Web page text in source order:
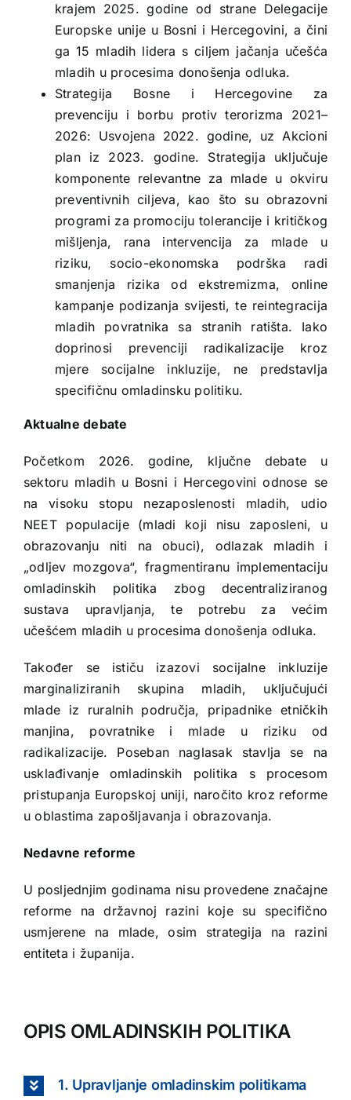
krajem 2025. godine od strane Delegacije
Europske unije u Bosni i Hercegovini, a čini
ga 15 mladih lidera s ciljem jačanja učešća
mladih u procesima donošenja odluka.
Strategija Bosne i Hercegovine za
prevenciju i borbu protiv terorizma 2021–
2026: Usvojena 2022. godine, uz Akcioni
plan iz 2023. godine. Strategija uključuje
komponente relevantne za mlade u okviru
preventivnih ciljeva, kao što su obrazovni
programi za promociju tolerancije i kritičkog
mišljenja, rana intervencija za mlade u
riziku, socio-ekonomska podrška radi
smanjenja rizika od ekstremizma, online
kampanje podizanja svijesti, te reintegracija
mladih povratnika sa stranih ratišta. Iako
doprinosi prevenciji radikalizacije kroz
mjere socijalne inkluzije, ne predstavlja
specifičnu omladinsku politiku.
Aktualne debate
Početkom 2026. godine, ključne debate u
sektoru mladih u Bosni i Hercegovini odnose se
na visoku stopu nezaposlenosti mladih, udio
NEET populacije (mladi koji nisu zaposleni, u
obrazovanju niti na obuci), odlazak mladih i
„odljev mozgova“, fragmentiranu implementaciju
omladinskih politika zbog decentraliziranog
sustava upravljanja, te potrebu za većim
učešćem mladih u procesima donošenja odluka.
Također se ističu izazovi socijalne inkluzije
marginaliziranih skupina mladih, uključujući
mlade iz ruralnih područja, pripadnike etničkih
manjina, povratnike i mlade u riziku od
radikalizacije. Poseban naglasak stavlja se na
usklađivanje omladinskih politika s procesom
pristupanja Europskoj uniji, naročito kroz reforme
u oblastima zapošljavanja i obrazovanja.
Nedavne reforme
U posljednjim godinama nisu provedene značajne
reforme na državnoj razini koje su specifično
usmjerene na mlade, osim strategija na razini
entiteta i županija.
OPIS OMLADINSKIH POLITIKA
1. Upravljanje omladinskim politikama